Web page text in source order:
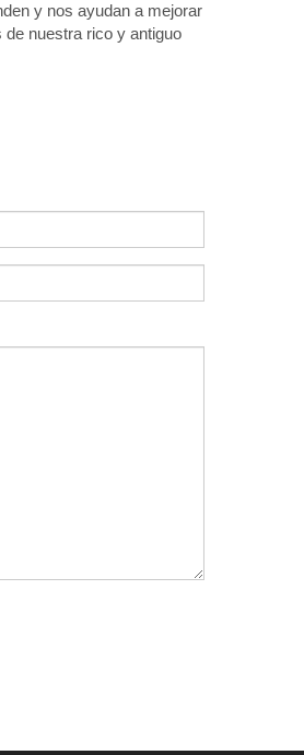
y nos ayudan a mejorar
nuestra rico y antiguo